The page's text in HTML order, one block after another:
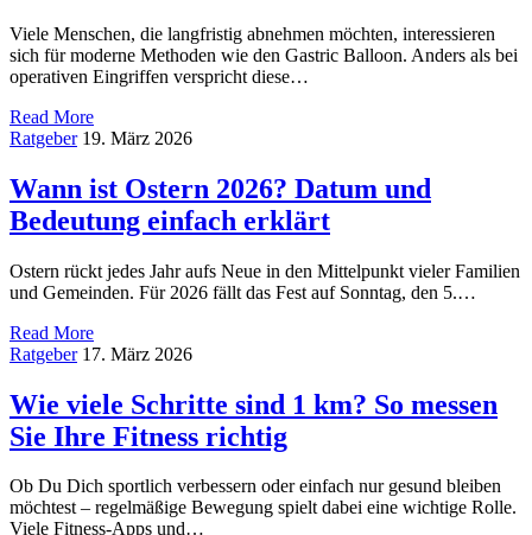
Viele Menschen, die langfristig abnehmen möchten, interessieren
sich für moderne Methoden wie den Gastric Balloon. Anders als bei
operativen Eingriffen verspricht diese…
Read More
Ratgeber 19. März 2026
Wann ist Ostern 2026? Datum und
Bedeutung einfach erklärt
Ostern rückt jedes Jahr aufs Neue in den Mittelpunkt vieler Familien
und Gemeinden. Für 2026 fällt das Fest auf Sonntag, den 5.…
Read More
Ratgeber 17. März 2026
Wie viele Schritte sind 1 km? So messen
Sie Ihre Fitness richtig
Ob Du Dich sportlich verbessern oder einfach nur gesund bleiben
möchtest – regelmäßige Bewegung spielt dabei eine wichtige Rolle.
Viele Fitness-Apps und…